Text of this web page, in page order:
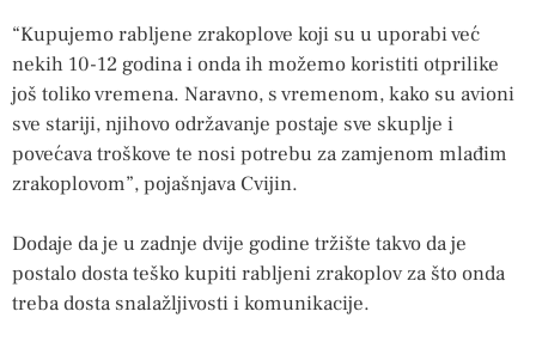
“Kupujemo rabljene zrakoplove koji su u uporabi već
nekih 10-12 godina i onda ih možemo koristiti otprilike
još toliko vremena. Naravno, s vremenom, kako su avioni
sve stariji, njihovo održavanje postaje sve skuplje i
povećava troškove te nosi potrebu za zamjenom mlađim
zrakoplovom”, pojašnjava Cvijin.
Dodaje da je u zadnje dvije godine tržište takvo da je
postalo dosta teško kupiti rabljeni zrakoplov za što onda
treba dosta snalažljivosti i komunikacije.